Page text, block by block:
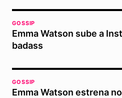
GOSSIP
Emma Watson sube a
badass
GOSSIP
Emma Watson estrena